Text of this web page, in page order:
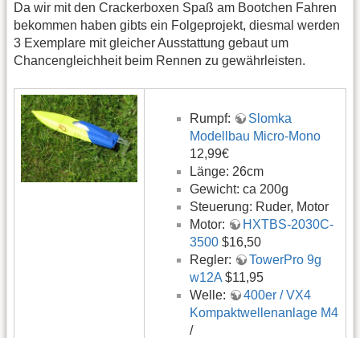
Da wir mit den Crackerboxen Spaß am Bootchen Fahren
bekommen haben gibts ein Folgeprojekt, diesmal werden
3 Exemplare mit gleicher Ausstattung gebaut um
Chancengleichheit beim Rennen zu gewährleisten.
Rumpf:
Slomka
Modellbau Micro-Mono
12,99€
Länge: 26cm
Gewicht: ca 200g
Steuerung: Ruder, Motor
Motor:
HXTBS-2030C-
3500 $16,50
Regler:
TowerPro 9g
w12A $11,95
Welle:
400er / VX4
Kompaktwellenanlage M4
/